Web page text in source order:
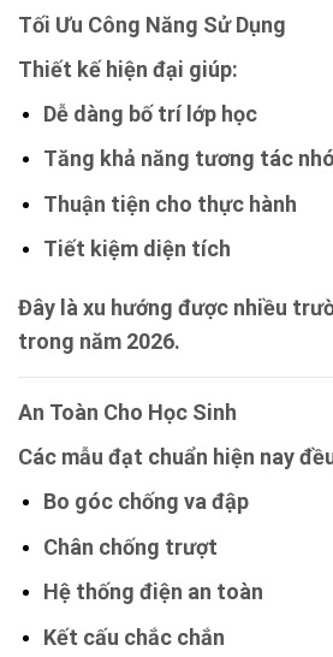
Tối Ưu Công Năng Sử Dụng
Thiết kế hiện đại giúp:
Dễ dàng bố trí lớp học
Tăng khả năng tương tác
Thuận tiện cho thực hành
Tiết kiệm diện tích
Đây là xu hướng được nhiều
trong năm 2026.
An Toàn Cho Học Sinh
Các mẫu đạt chuẩn hiện nay
Bo góc chống va đập
Chân chống trượt
Hệ thống điện an toàn
Kết cấu chắc chắn